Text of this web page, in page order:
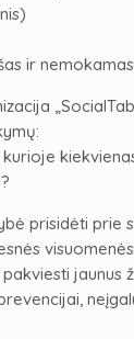
ir
prisidėti prie
jaunus